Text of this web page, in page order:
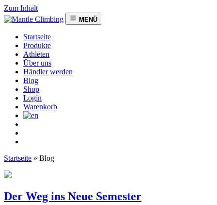
Zum Inhalt
MENÜ
Startseite
Produkte
Athleten
Über uns
Händler werden
Blog
Shop
Login
Warenkorb
Startseite » Blog
Der Weg ins Neue Semester